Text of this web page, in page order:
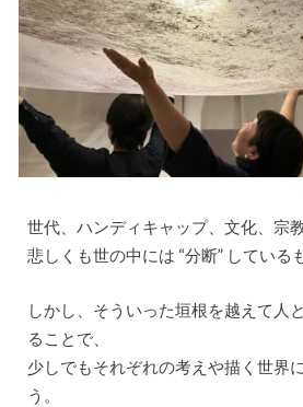
世代、ハンディキャップ、文化、宗教
悲しくも世の中には “分断” している
しかし、そういった垣根を越えて人
ることで、
少しでもそれぞれの考えや描く世界
う。